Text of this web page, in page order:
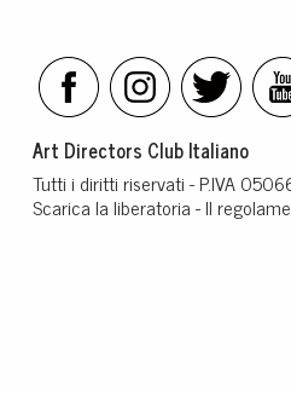
Art Directors Club Italiano
Tutti i diritti riservati - P.IVA
Scarica la liberatoria-Il